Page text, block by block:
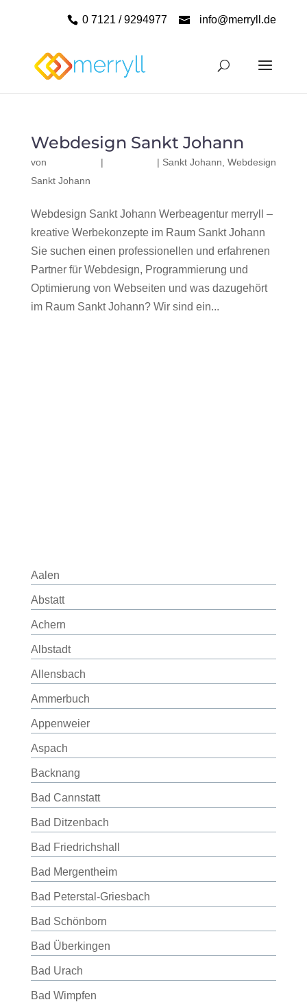
0 7121 / 9294977 info@merryll.de
Webdesign Sankt Johann
von | | Sankt Johann Webdesign
Sankt Johann
Webdesign Sankt Johann Werbeagentur merryll –
kreative Werbekonzepte im Raum Sankt Johann
Sie suchen einen professionellen und erfahrenen
Partner für Webdesign, Programmierung und
Optimierung von Webseiten und was dazugehört
im Raum Sankt Johann? Wir sind ein...
Aalen
Abstatt
Achern
Albstadt
Allensbach
Ammerbuch
Appenweier
Aspach
Backnang
Bad Cannstatt
Bad Ditzenbach
Bad Friedrichshall
Bad Mergentheim
Bad Peterstal-Griesbach
Bad Schönborn
Bad Überkingen
Bad Urach
Bad Wimpfen